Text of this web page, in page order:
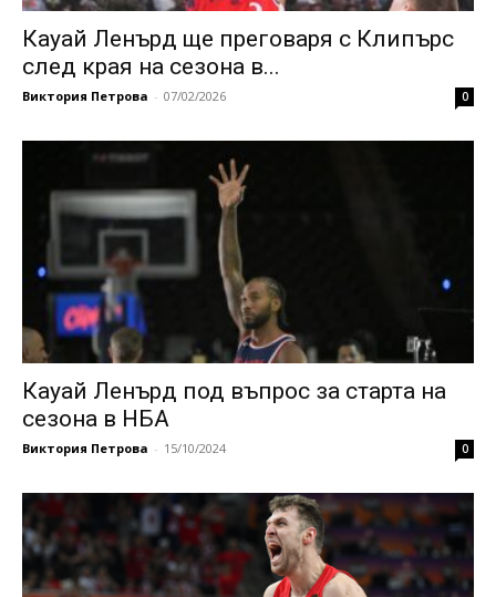
Кауай Ленърд ще преговаря с Клипърс
след края на сезона в...
Виктория Петрова - 07/02/2026 0
Кауай Ленърд под въпрос за старта на
сезона в НБА
Виктория Петрова - 15/10/2024 0